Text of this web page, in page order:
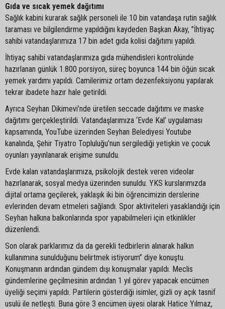
Gıda ve sıcak yemek dağıtımı
Sağlık kabini kurarak sağlık personeli ile 10 bin vatandaşa rutin sağlık
taraması ve bilgilendirme yapıldığını kaydeden Başkan Akay, "İhtiyaç
sahibi vatandaşlarımıza 17 bin adet gıda kolisi dağıtımı yapıldı.
İhtiyaç sahibi vatandaşlarımıza gıda mühendisleri kontrolünde
hazırlanan günlük 1.800 porsiyon, süreç boyunca 144 bin öğün sıcak
yemek yardımı yapıldı. Camilerimiz ortam dezenfeksiyonu yapılarak
tekrar ibadete hazır hale getirildi.
Ayrıca Seyhan Dikimevi’nde üretilen seccade dağıtımı ve maske
dağıtımı gerçekleştirildi. Vatandaşlarımıza ‘Evde Kal’ uygulaması
kapsamında, YouTube üzerinden Seyhan Belediyesi Youtube
kanalında, Şehir Tiyatro Topluluğu’nun sergilediği yetişkin ve çocuk
oyunları yayınlanarak erişime sunuldu.
Evde kalan vatandaşlarımıza, psikolojik destek veren videolar
hazırlanarak, sosyal medya üzerinden sunuldu. YKS kurslarımızda
dijital ortama geçilerek, yaklaşık iki bin öğrencimizin derslerine
evlerinden devam etmeleri sağlandı. Spor aktiviteleri yasaklandığı için
Seyhan halkına balkonlarında spor yapabilmeleri için etkinlikler
düzenlendi.
Son olarak parklarımız da da gerekli tedbirlerin alınarak halkın
kullanımına sunulduğunu belirtmek istiyorum” diye konuştu.
Konuşmanın ardından gündem dışı konuşmalar yapıldı. Meclis
gündemlerine geçilmesinin ardından 1 yıl görev yapacak encümen
üyeliği seçimi yapıldı. Partilerin gösterdiği isimler, gizli oy açık tasnif
usulü ile netleşti. Buna göre 3 encümen üyesi olarak Hatice Yılmaz,